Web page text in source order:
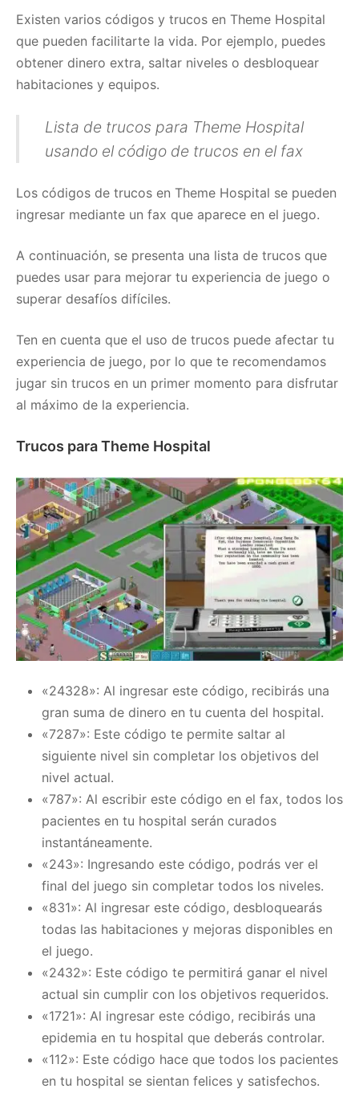
Existen varios códigos y trucos en Theme Hospital
que pueden facilitarte la vida. Por ejemplo, puedes
obtener dinero extra, saltar niveles o desbloquear
habitaciones y equipos.
Lista de trucos para Theme Hospital
usando el código de trucos en el fax
Los códigos de trucos en Theme Hospital se pueden
ingresar mediante un fax que aparece en el juego.
A continuación, se presenta una lista de trucos que
puedes usar para mejorar tu experiencia de juego o
superar desafíos difíciles.
Ten en cuenta que el uso de trucos puede afectar tu
experiencia de juego, por lo que te recomendamos
jugar sin trucos en un primer momento para disfrutar
al máximo de la experiencia.
Trucos para Theme Hospital
«24328»: Al ingresar este código, recibirás una
gran suma de dinero en tu cuenta del hospital.
«7287»: Este código te permite saltar al
siguiente nivel sin completar los objetivos del
nivel actual.
«787»: Al escribir este código en el fax, todos los
pacientes en tu hospital serán curados
instantáneamente.
«243»: Ingresando este código, podrás ver el
final del juego sin completar todos los niveles.
«831»: Al ingresar este código, desbloquearás
todas las habitaciones y mejoras disponibles en
el juego.
«2432»: Este código te permitirá ganar el nivel
actual sin cumplir con los objetivos requeridos.
«1721»: Al ingresar este código, recibirás una
epidemia en tu hospital que deberás controlar.
«112»: Este código hace que todos los pacientes
en tu hospital se sientan felices y satisfechos.